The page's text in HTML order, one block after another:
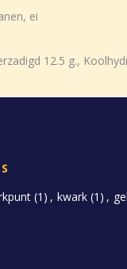
ei
12.5 g.,
(1) , kwark (1) ,